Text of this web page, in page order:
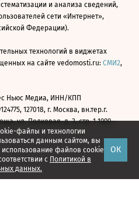
файлы и технологии
данным сайтом, вы
использование файлов cookie
с Политикой в
данных.
ОК
и анализа сведений,
сети «Интернет»,
Федерации).
технологий в виджетах
на сайте vedomosti.ru: СМИ2,
Ньюс Медиа, ИНН/КПП
127018, г. Москва, вн.тер.г.
ул. Полковая, д. 3, стр. 1 1999—